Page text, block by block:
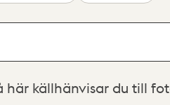
här källhänvisar du till